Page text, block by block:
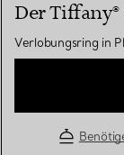
Der
Verlobungsring in